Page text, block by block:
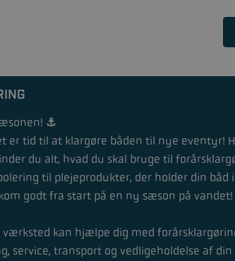
⚓️
er tid til at klargøre båden til nye eventyr!
du alt, hvad du skal bruge til
til plejeprodukter, der holder din båd
godt fra start på en ny sæson på vandet!
værksted kan hjælpe dig med
service, transport og vedligeholdelse af din